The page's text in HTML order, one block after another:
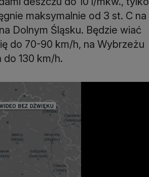
maksymalnie od 3 st. C na
Dolnym Śląsku. Będzie wiać
do 70-90 km/h, na Wybrzeżu
130 km/h.